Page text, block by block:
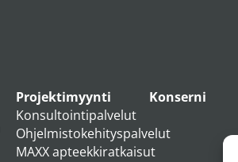
Projektimyynti
Konsultointipalvelut
Ohjelmistokehityspalvelut
MAXX apteekkiratkaisut
Konserni